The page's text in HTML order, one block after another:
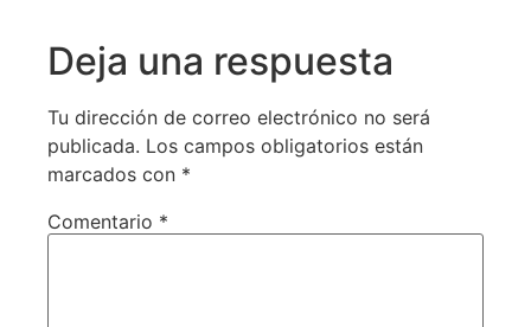
Deja una respuesta
Tu dirección de correo electrónico no será
publicada. Los campos obligatorios están
marcados con *
Comentario *